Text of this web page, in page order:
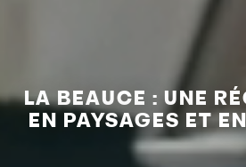
LA BEAUCE : UNE
EN PAYSAGES ET